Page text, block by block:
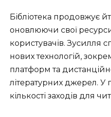
Бібліотека продовжує
оновлюючи свої
користувачів. Зусилля
нових технологій,
платформ та
літературних джерел. У
кількості заходів для